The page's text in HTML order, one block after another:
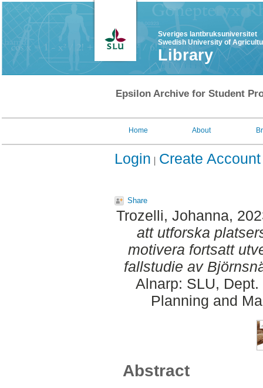
Sveriges lantbruksuniversitet
Swedish University of
Library
Epsilon Archive for Student
Home About
Login Create Account
Share
Trozelli, Johanna,
att utforska
motivera fortsatt
fallstudie av
Alnarp: SLU,
Planning and
Abstract